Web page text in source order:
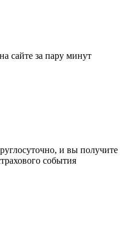
сайте за пару минут
и вы получите
события